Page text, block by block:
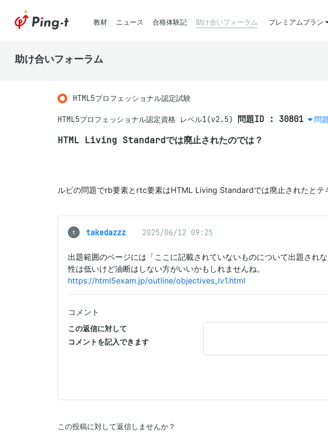
教材 ニュース 合格体験記 助け合いフォーラム プレミアムプラン
助け合いフォーラム
HTML5プロフェッショナル認定試験
HTML5プロフェッショナル認定資格 レベル1(v2.5) 問題ID : 30801 問
HTML Living Standardでは廃止されたのでは？
ルビの問題でrb要素とrtc要素はHTML Living Standardでは廃止されたとテ
t takedazzz 2025/06/12 09:25
出題範囲のページには「ここに記載されていないものについて出題され
性は低いけど油断はしない方がいいかもしれませんね。
https://html5exam.jp/outline/objectives_lv1.html
コメント
この返信に対して
コメントを記入できます
この投稿に対して返信しませんか？